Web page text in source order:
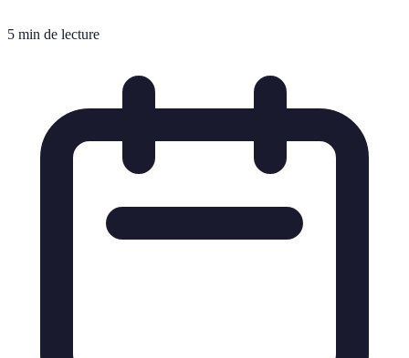
5 min de lecture